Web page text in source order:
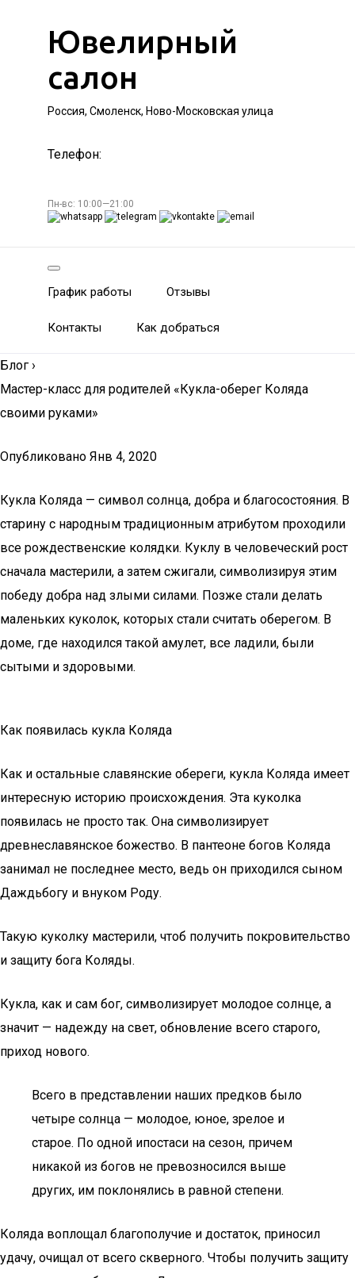
Ювелирный
салон
Россия, Смоленск, Ново-Московская улица
Телефон:
Пн-вс: 10:00—21:00
График работы Отзывы
Контакты Как добраться
Блог ›
Мастер-класс для родителей «Кукла-оберег Коляда
своими руками»
Опубликовано Янв 4, 2020
Кукла Коляда — символ солнца, добра и благосостояния. В
старину с народным традиционным атрибутом проходили
все рождественские колядки. Куклу в человеческий рост
сначала мастерили, а затем сжигали, символизируя этим
победу добра над злыми силами. Позже стали делать
маленьких куколок, которых стали считать оберегом. В
доме, где находился такой амулет, все ладили, были
сытыми и здоровыми.
Как появилась кукла Коляда
Как и остальные славянские обереги, кукла Коляда имеет
интересную историю происхождения. Эта куколка
появилась не просто так. Она символизирует
древнеславянское божество. В пантеоне богов Коляда
занимал не последнее место, ведь он приходился сыном
Даждьбогу и внуком Роду.
Такую куколку мастерили, чтоб получить покровительство
и защиту бога Коляды.
Кукла, как и сам бог, символизирует молодое солнце, а
значит — надежду на свет, обновление всего старого,
приход нового.
Всего в представлении наших предков было
четыре солнца — молодое, юное, зрелое и
старое. По одной ипостаси на сезон, причем
никакой из богов не превозносился выше
других, им поклонялись в равной степени.
Коляда воплощал благополучие и достаток, приносил
удачу, очищал от всего скверного. Чтобы получить защиту